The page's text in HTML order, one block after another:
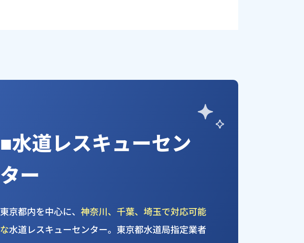
■水道レスキューセン
ター
東京都内を中心に、神奈川、千葉、埼玉で対応可能
な水道レスキューセンター。東京都水道局指定業者